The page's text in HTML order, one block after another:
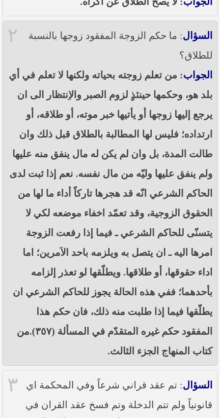
----- تصريح حول الأوضاع الراهنة في العراق
ما ورد في خطبة الجمعة لممثل المرجعية الدينية العليا
في كربلاء المقدسة فضيلة العلاّمة الشيخ عبد المهدي
) بعد سيطرة (داعش) على مناطق واسعة في محافظتي
المحافظات
بيان صادر من مكتب سماحة السيد السيستاني -دام ظلّه
محافظة نينوى
٢ السؤال: ما حكم الزوجة المفقود زوجها بالنسبة
للطلاق؟
الجواب: من تعلم زوجته بحياته ولكنها لا تعلم في أي
بلد هو، وحكمها حينئذٍ لزوم الصبر والاِنتظار الى ان
يرجع إليها زوجها أو يأتيها خبر موته، أو طلاقه، أو
ارتداده؛ فليس لها المطالبة بالطلاق قبل ذلك وان
طالت المدة، بل وان لم يكن له مال ينفق منه عليها
ولم ينفق عليها وليّه من مال نفسه. نعم إذا ثبت لدى
الحاكم الشرعي انّه قد هجرها تاركاً أداء ما لها من
الحقوق الزوجية، وقد تعمّد اخفاء موضعه لكي لا
يتسنّى للحاكم الشرعي ـ فيما إذا رفعت الزوجة
امرها اليه ـ ان يتصل به ويلزمه باحد الاَمرين؛ اما
اداء حقوقها، أو طلاقها. ويطلّقها لو تعذر إلزامه
بأحدهما؛ ففي هذه الحالة يجوز للحاكم الشرعي ان
يطلّقها فيما إذا طلبت منه ذلك، فان حكم هذا
المفقود حكم غيره المتقدّم في المسألة (٣٥٧).من
كتاب المنهاج الجزء الثالث.
٣ السؤال: تم عقد قراني شرعاً وفي المحكمة اي
قانونياً ولم تتم الدخلة وتم فسخ عقد القران في